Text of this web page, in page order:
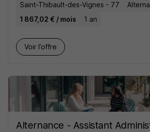
Saint-Thibault-des-Vignes - 77
1 867,02 € / mois
1 an
Voir l’offre
Alternance - Assistant